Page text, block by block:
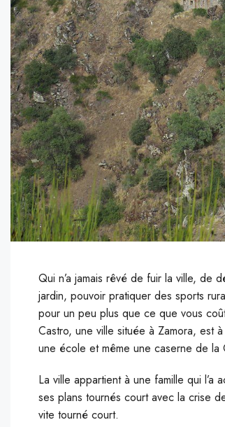
Qui n’a jamais rêvé de fuir la ville, de
jardin, pouvoir pratiquer des sports
pour un peu plus que ce que vous
Castro, une ville située à Zamora, est
une école et même une caserne de la
La ville appartient à une famille qui
ses plans tournés court avec la crise
vite tourné court.